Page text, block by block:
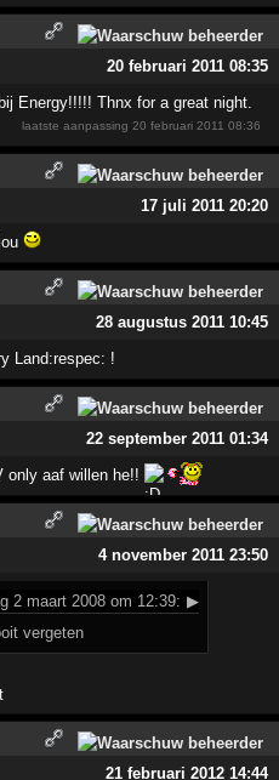
20 februari 2011 08:35
Energy!!!!! Thnx for a great night.
laatste aanpassing20 februari 2011 08:36
17 juli 2011 20:20
28 augustus 2011 10:45
Land:respec: !
22 september 2011 01:34
only aaf willen he!!
4 november 2011 23:50
2 maart 2008 om 12:39: ▶
vergeten
21 februari 2012 14:44